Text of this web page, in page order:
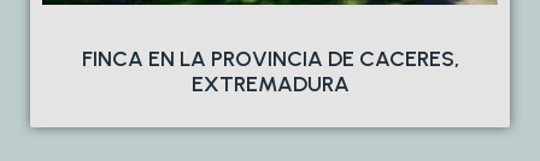
FINCA EN LA PROVINCIA DE CACERES,
EXTREMADURA